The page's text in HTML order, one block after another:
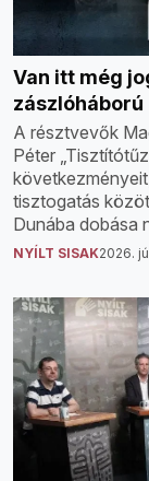
Van itt még
zászlóháború
A résztvevők
Péter
tisztogatás
Dunába dobása
NYÍLT SISAK2026.